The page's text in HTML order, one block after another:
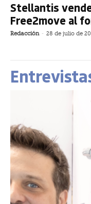
Stellantis
Free2move al
Redacción - 28 de julio de